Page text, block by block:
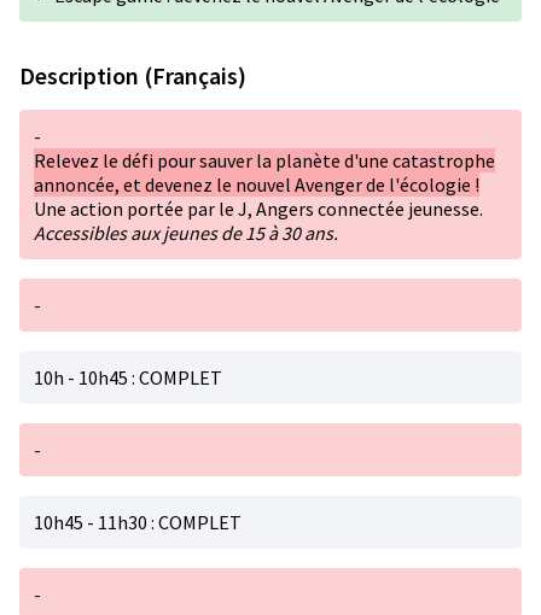
Description (Français)
-
Relevez le défi pour sauver la planète d'une catastrophe
annoncée, et devenez le nouvel Avenger de l'écologie !
Une action portée par le J, Angers connectée jeunesse.
Accessibles aux jeunes de 15 à 30 ans.
-
10h - 10h45 : COMPLET
-
10h45 - 11h30 : COMPLET
-